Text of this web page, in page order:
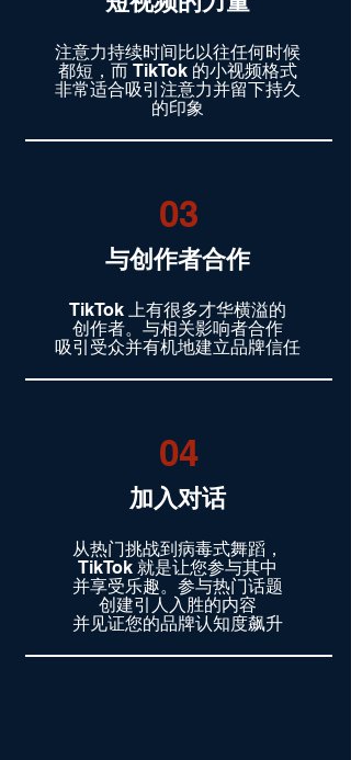
注意力持续时间比以往任何时候
都短，而 TikTok 的小视频格式
非常适合吸引注意力并留下持久
的印象
03
与创作者合作
TikTok 上有很多才华横溢的
创作者。与相关影响者合作
吸引受众并有机地建立品牌信任
04
加入对话
从热门挑战到病毒式舞蹈，
TikTok 就是让您参与其中
并享受乐趣。参与热门话题
创建引人入胜的内容
并见证您的品牌认知度飙升